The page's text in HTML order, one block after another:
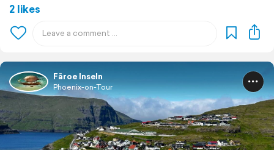
2 likes
Färoe Inseln
Phoenix-on-Tour